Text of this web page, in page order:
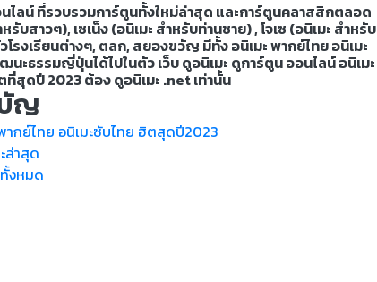
ไลน์ ที่รวบรวมการ์ตูนทั้งใหม่ล่าสุด และการ์ตูนคลาสสิกตลอด
รับสาวๆ), เซเน็ง (อนิเมะ สำหรับท่านชาย) , โจเซ (อนิเมะ สำหรับ
งเรียนต่างๆ, ตลก, สยองขวัญ มีทั้ง อนิเมะ พากย์ไทย อนิเมะ
ะธรรมญี่ปุ่นได้ไปในตัว เว็บ ดูอนิเมะ ดูการ์ตูน ออนไลน์ อนิเมะ
สุดปี 2023 ต้อง ดูอนิเมะ .net เท่านั้น
ญ
ากย์ไทย อนิเมะซับไทย ฮิตสุดปี2023
ล่าสุด
งหมด